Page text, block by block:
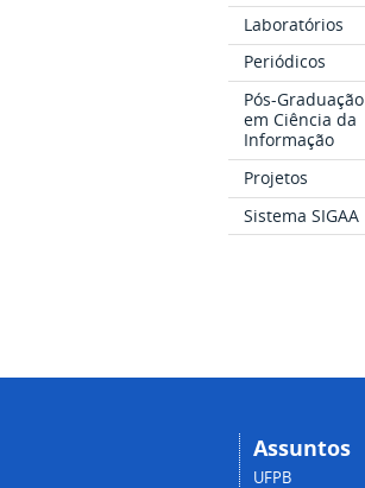
Laboratórios
Periódicos
Pós-Graduação
em Ciência da
Informação
Projetos
Sistema SIGAA
Assuntos
UFPB